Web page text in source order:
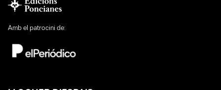
Amb el patrocini de: